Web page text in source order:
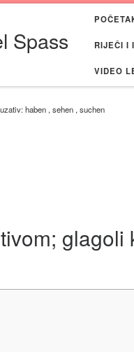
Spass RIJEČI I
VIDEO
haben , sehen , suchen